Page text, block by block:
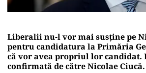
Liberalii nu-l vor mai susține pe
pentru candidatura la Primăria
că vor avea propriul lor
confirmată de către Nicolae Ciucă.